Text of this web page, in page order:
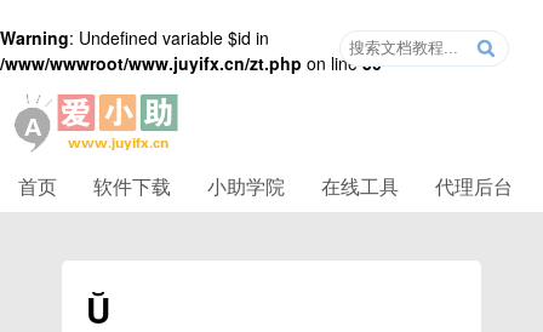
Warning: Undefined variable $id in
/www/wwwroot/www.juyifx.cn/zt.php on line50
首页 软件下载 小助学院 在线工具 代理后台
Ŭ